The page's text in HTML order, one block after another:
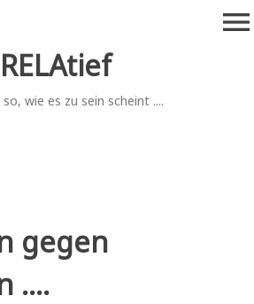
RELAtief
wie es zu sein scheint ....
menu
gegen
....